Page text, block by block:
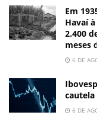
Em
Havaí
2.400
meses
6 DE
6 DE